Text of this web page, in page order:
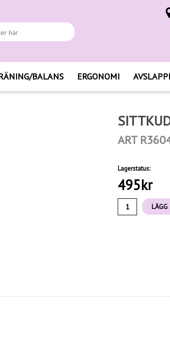
BALANS ERGONOMI
ART
Lagerstatus:
495kr
LÄGG